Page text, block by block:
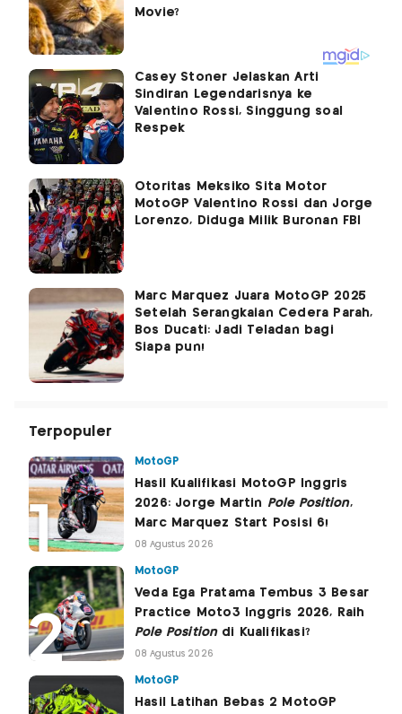
Casey Stoner Jelaskan Arti
Sindiran Legendarisnya ke
Valentino Rossi, Singgung soal
Respek
Otoritas Meksiko Sita Motor
MotoGP Valentino Rossi dan Jorge
Lorenzo, Diduga Milik Buronan FBI
Marc Marquez Juara MotoGP 2025
Setelah Serangkaian Cedera Parah,
Bos Ducati: Jadi Teladan bagi
Siapa pun!
Terpopuler
MotoGP
Hasil Kualifikasi MotoGP Inggris
2026: Jorge Martin Pole Position,
Marc Marquez Start Posisi 6!
08 Agustus 2026
MotoGP
Veda Ega Pratama Tembus 3 Besar
Practice Moto3 Inggris 2026, Raih
Pole Positiondi Kualifikasi?
08 Agustus 2026
MotoGP
Hasil Latihan Bebas 2 MotoGP